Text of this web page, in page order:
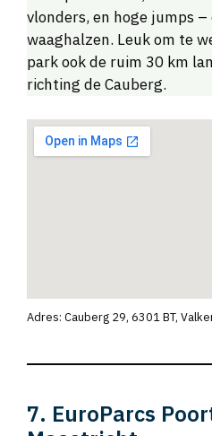
vlonders, en hoge jumps
waaghalzen. Leuk om te
park ook de ruim 30 km
richting de Cauberg.
Adres: Cauberg 29, 6301 BT,
7. EuroParcs